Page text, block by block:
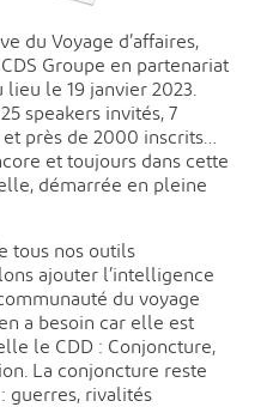
du Voyage d’affaires,
Groupe en partenariat
lieu le 19 janvier 2023.
speakers invités, 7
près de 2000 inscrits…
et toujours dans cette
démarrée en pleine
tous nos outils
ajouter l’intelligence
du voyage
a besoin car elle est
le CDD : Conjoncture,
La conjoncture reste
guerres, rivalités